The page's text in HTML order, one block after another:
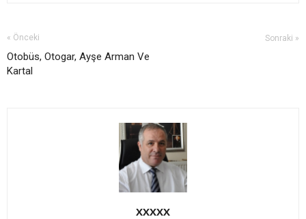
« Önceki
Otobüs, Otogar, Ayşe Arman Ve
Kartal
Sonraki »
XXXXX